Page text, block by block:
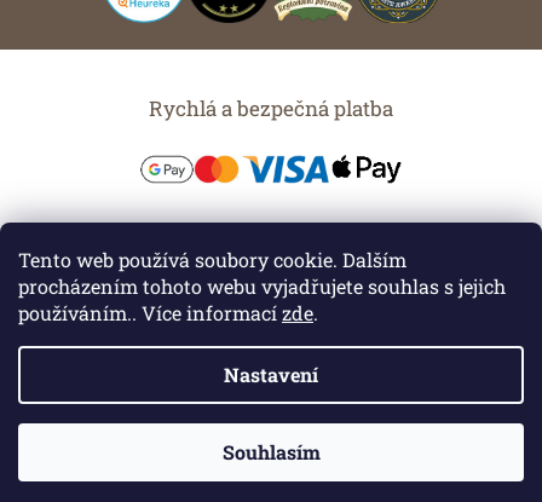
Tento web používá soubory cookie. Dalším
procházením tohoto webu vyjadřujete souhlas s jejich
používáním.. Více informacízde.
Nastavení
Souhlasím
Možnosti dopravy
Rychlá a bezpečná platba
Vytvořil Shoptet
Chuť Moravy s.r.o.. Všechna práva vyhrazena.
Upravit nastavení cookies